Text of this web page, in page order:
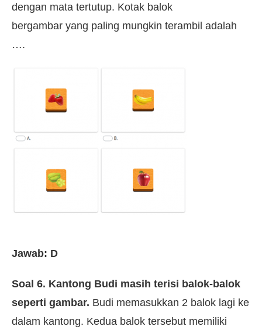
dengan mata tertutup. Kotak balok
bergambar yang paling mungkin terambil adalah
….
Jawab: D
Soal 6. Kantong Budi masih terisi balok-balok
seperti gambar. Budi memasukkan 2 balok lagi ke
dalam kantong. Kedua balok tersebut memiliki